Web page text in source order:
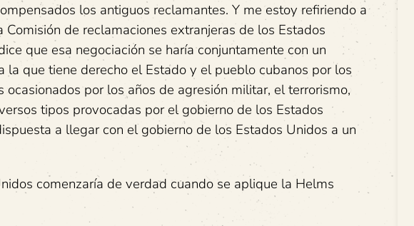
los antiguos reclamantes. Y me estoy refiriendo a
de reclamaciones extranjeras de los Estados
que esa negociación se haría conjuntamente con un
la que tiene derecho el Estado y el pueblo cubanos por los
por los años de agresión militar, el terrorismo,
tipos provocadas por el gobierno de los Estados
a llegar con el gobierno de los Estados Unidos a un
comenzaría de verdad cuando se aplique la Helms